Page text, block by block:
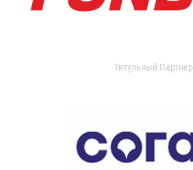
Титульный Партнер